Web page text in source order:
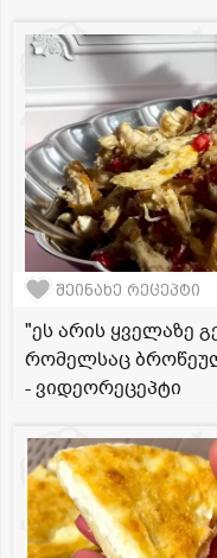
შეინახე რეცეპტი
"ეს არის ყველაზე
რომელსაც
- ვიდეორეცეპტი